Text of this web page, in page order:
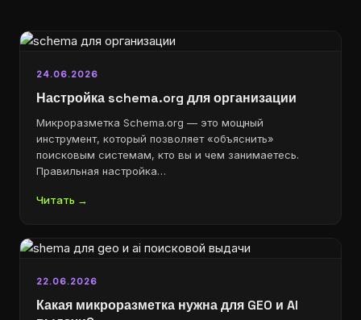
24.06.2026
Настройка schema.org для организации
Микроразметка Schema.org — это мощный
инструмент, который позволяет «объяснить»
поисковым системам, кто вы и чем занимаетесь.
Правильная настройка…
Читать →
22.06.2026
Какая микроразметка нужна для GEO и AI